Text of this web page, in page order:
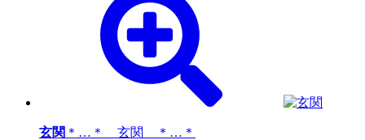
玄関 ＊…＊ 玄関 ＊…＊